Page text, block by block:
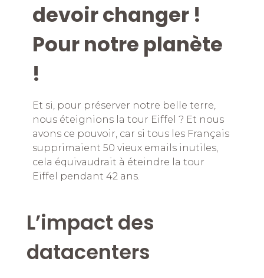
devoir changer !
Pour notre planète
!
Et si, pour préserver notre belle terre,
nous éteignions la tour Eiffel ? Et nous
avons ce pouvoir, car si tous les Français
supprimaient 50 vieux emails inutiles,
cela équivaudrait à éteindre la tour
Eiffel pendant 42 ans.
L’impact des
datacenters